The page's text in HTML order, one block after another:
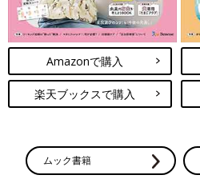
Amazonで購入
楽天ブックスで購入
ムック書籍